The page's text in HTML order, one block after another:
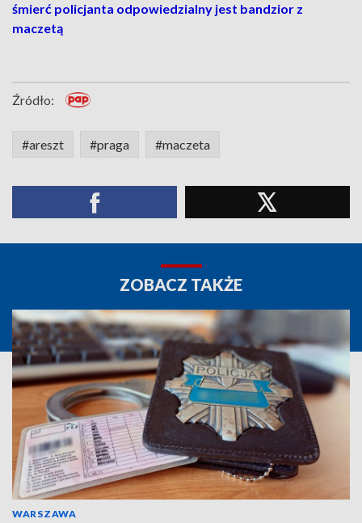
śmierć policjanta odpowiedzialny jest bandzior z
maczetą
Źródło:
#areszt #praga #maczeta
ZOBACZ TAKŻE
WARSZAWA